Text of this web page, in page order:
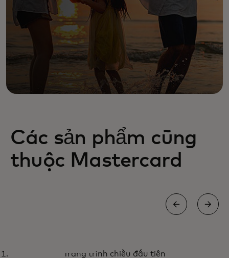
Các sản phẩm cũng
thuộc Mastercard
Trang trình chiếu đầu tiên